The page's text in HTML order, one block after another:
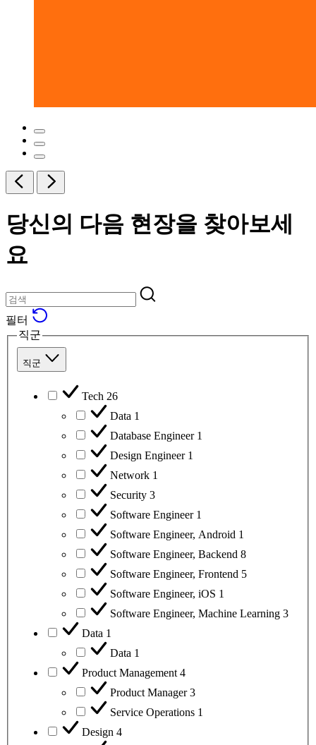
당신의 다음 현장을 찾아보세
요
필터
직군
직군
Tech 26
Data 1
Database Engineer 1
Design Engineer 1
Network 1
Security 3
Software Engineer 1
Software Engineer, Android 1
Software Engineer, Backend 8
Software Engineer, Frontend 5
Software Engineer, iOS 1
Software Engineer, Machine Learning 3
Data 1
Data 1
Product Management 4
Product Manager3
Service Operations 1
Design 4